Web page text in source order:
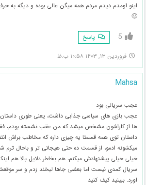
اینو اومدم دیدم مردم همه میگن عالی بوده و دیگه به
🙂
5 پاسخ
فروردین ۱۳, ۱۴۰۳ ۱۰:۵۸ ب.ظ
Mahsa
عجب سریالی بود
عجب بازی های سیاسی جذابی داشت، یعنی طوری داستان
ها از کاراشون مشخص میشد که من عقب نشسته بودم،
داستان توی همه قسمتا یه چیزی داره که مخاطب براش
میکشونه ادمو، از قسمت ده حتی هیجانی تر و باحال ترم
خیلی خیلی پیشنهادش میکنم، هم بخاطر دلایل بالا هم
سریال کمدی نیست اما بعضی جاها لبخند زدم و سر
اورد. ببینید کیف کنید